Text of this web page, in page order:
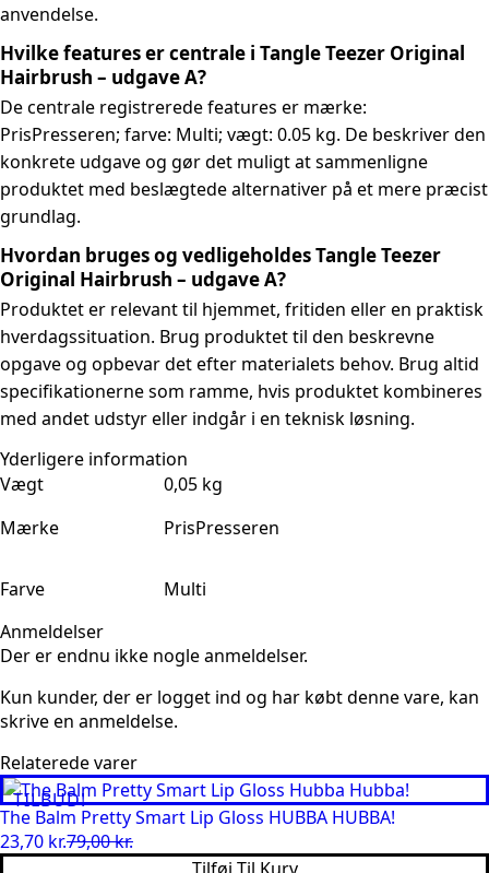
anvendelse.
Hvilke features er centrale i Tangle Teezer Original
Hairbrush – udgave A?
De centrale registrerede features er mærke:
PrisPresseren; farve: Multi; vægt: 0.05 kg. De beskriver den
konkrete udgave og gør det muligt at sammenligne
produktet med beslægtede alternativer på et mere præcist
grundlag.
Hvordan bruges og vedligeholdes Tangle Teezer
Original Hairbrush – udgave A?
Produktet er relevant til hjemmet, fritiden eller en praktisk
hverdagssituation. Brug produktet til den beskrevne
opgave og opbevar det efter materialets behov. Brug altid
specifikationerne som ramme, hvis produktet kombineres
med andet udstyr eller indgår i en teknisk løsning.
Yderligere information
Vægt
0,05 kg
Mærke
PrisPresseren
Farve
Multi
Anmeldelser
Der er endnu ikke nogle anmeldelser.
Kun kunder, der er logget ind og har købt denne vare, kan
skrive en anmeldelse.
Relaterede varer
TILBUD!
The Balm Pretty Smart Lip Gloss HUBBA HUBBA!
79,00kr.
Den
23,70 kr.
Den